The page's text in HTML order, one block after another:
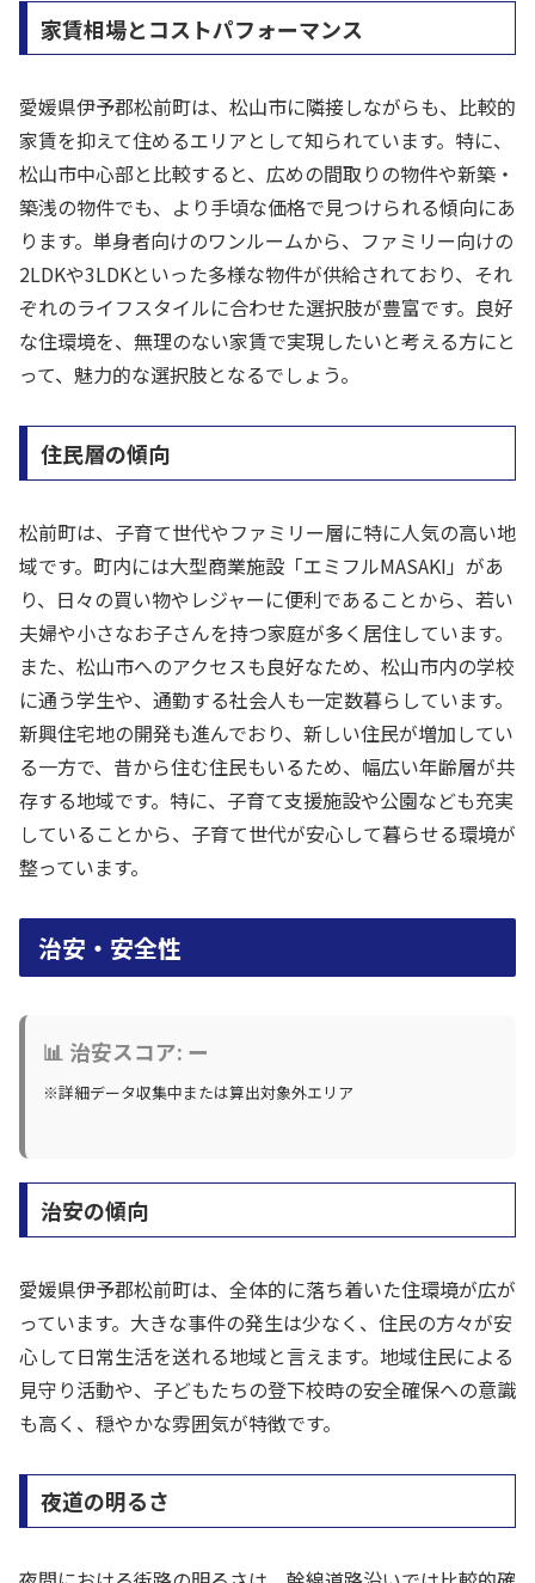
家賃相場とコストパフォーマンス
愛媛県伊予郡松前町は、松山市に隣接しながらも、比較的
家賃を抑えて住めるエリアとして知られています。特に、
松山市中心部と比較すると、広めの間取りの物件や新築・
築浅の物件でも、より手頃な価格で見つけられる傾向にあ
ります。単身者向けのワンルームから、ファミリー向けの
2LDKや3LDKといった多様な物件が供給されており、それ
ぞれのライフスタイルに合わせた選択肢が豊富です。良好
な住環境を、無理のない家賃で実現したいと考える方にと
って、魅力的な選択肢となるでしょう。
住民層の傾向
松前町は、子育て世代やファミリー層に特に人気の高い地
域です。町内には大型商業施設「エミフルMASAKI」があ
り、日々の買い物やレジャーに便利であることから、若い
夫婦や小さなお子さんを持つ家庭が多く居住しています。
また、松山市へのアクセスも良好なため、松山市内の学校
に通う学生や、通勤する社会人も一定数暮らしています。
新興住宅地の開発も進んでおり、新しい住民が増加してい
る一方で、昔から住む住民もいるため、幅広い年齢層が共
存する地域です。特に、子育て支援施設や公園なども充実
していることから、子育て世代が安心して暮らせる環境が
整っています。
治安・安全性
📊 治安スコア: ー
※詳細データ収集中または算出対象外エリア
治安の傾向
愛媛県伊予郡松前町は、全体的に落ち着いた住環境が広が
っています。大きな事件の発生は少なく、住民の方々が安
心して日常生活を送れる地域と言えます。地域住民による
見守り活動や、子どもたちの登下校時の安全確保への意識
も高く、穏やかな雰囲気が特徴です。
夜道の明るさ